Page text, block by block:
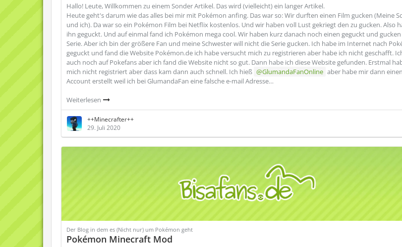
Hallo! Leute, Willkommen zu einem Sonder Artikel. Das wird (vielleicht) ein langer Artikel.
Heute geht's darum wie das alles bei mir mit Pokémon anfing. Das war so: Wir durften einen Film gucken (Meine
und ich). Da war so ein Pokémon Film bei Netflix kostenlos. Und wir haben voll Lust gekriegt den zu gucken. Also
ihn geguckt. Und auf einmal fand ich Pokémon mega cool. Wir haben kurz danach noch einen geguckt und
Serie. Aber ich bin der größere Fan und meine Schwester will nicht die Serie gucken. Ich habe im Internet nach
geguckt und fand die Website Pokémon.de ich habe versucht mich zu registrieren aber habe ich nicht geschafft.
auch noch auf Pokefans aber ich fand die Website nicht so gut. Dann habe ich diese Website gefunden. Erstmal
mich nicht registriert aber dass kam dann auch schnell. Ich hieß
GlumandaFanOnline aber habe mir dann
Account erstellt weil ich bei GlumandaFan eine falsche e-mail Adresse…
Weiterlesen
++Minecrafter++
29. Juli 2020
Der Blog in dem es (Nicht nur) um Pokémon geht
Pokémon Minecraft Mod